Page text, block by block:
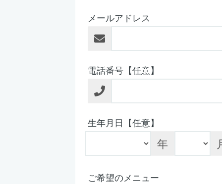
メールアドレス
電話番号【任意】
生年月日【任意】
年
ご希望のメニュー